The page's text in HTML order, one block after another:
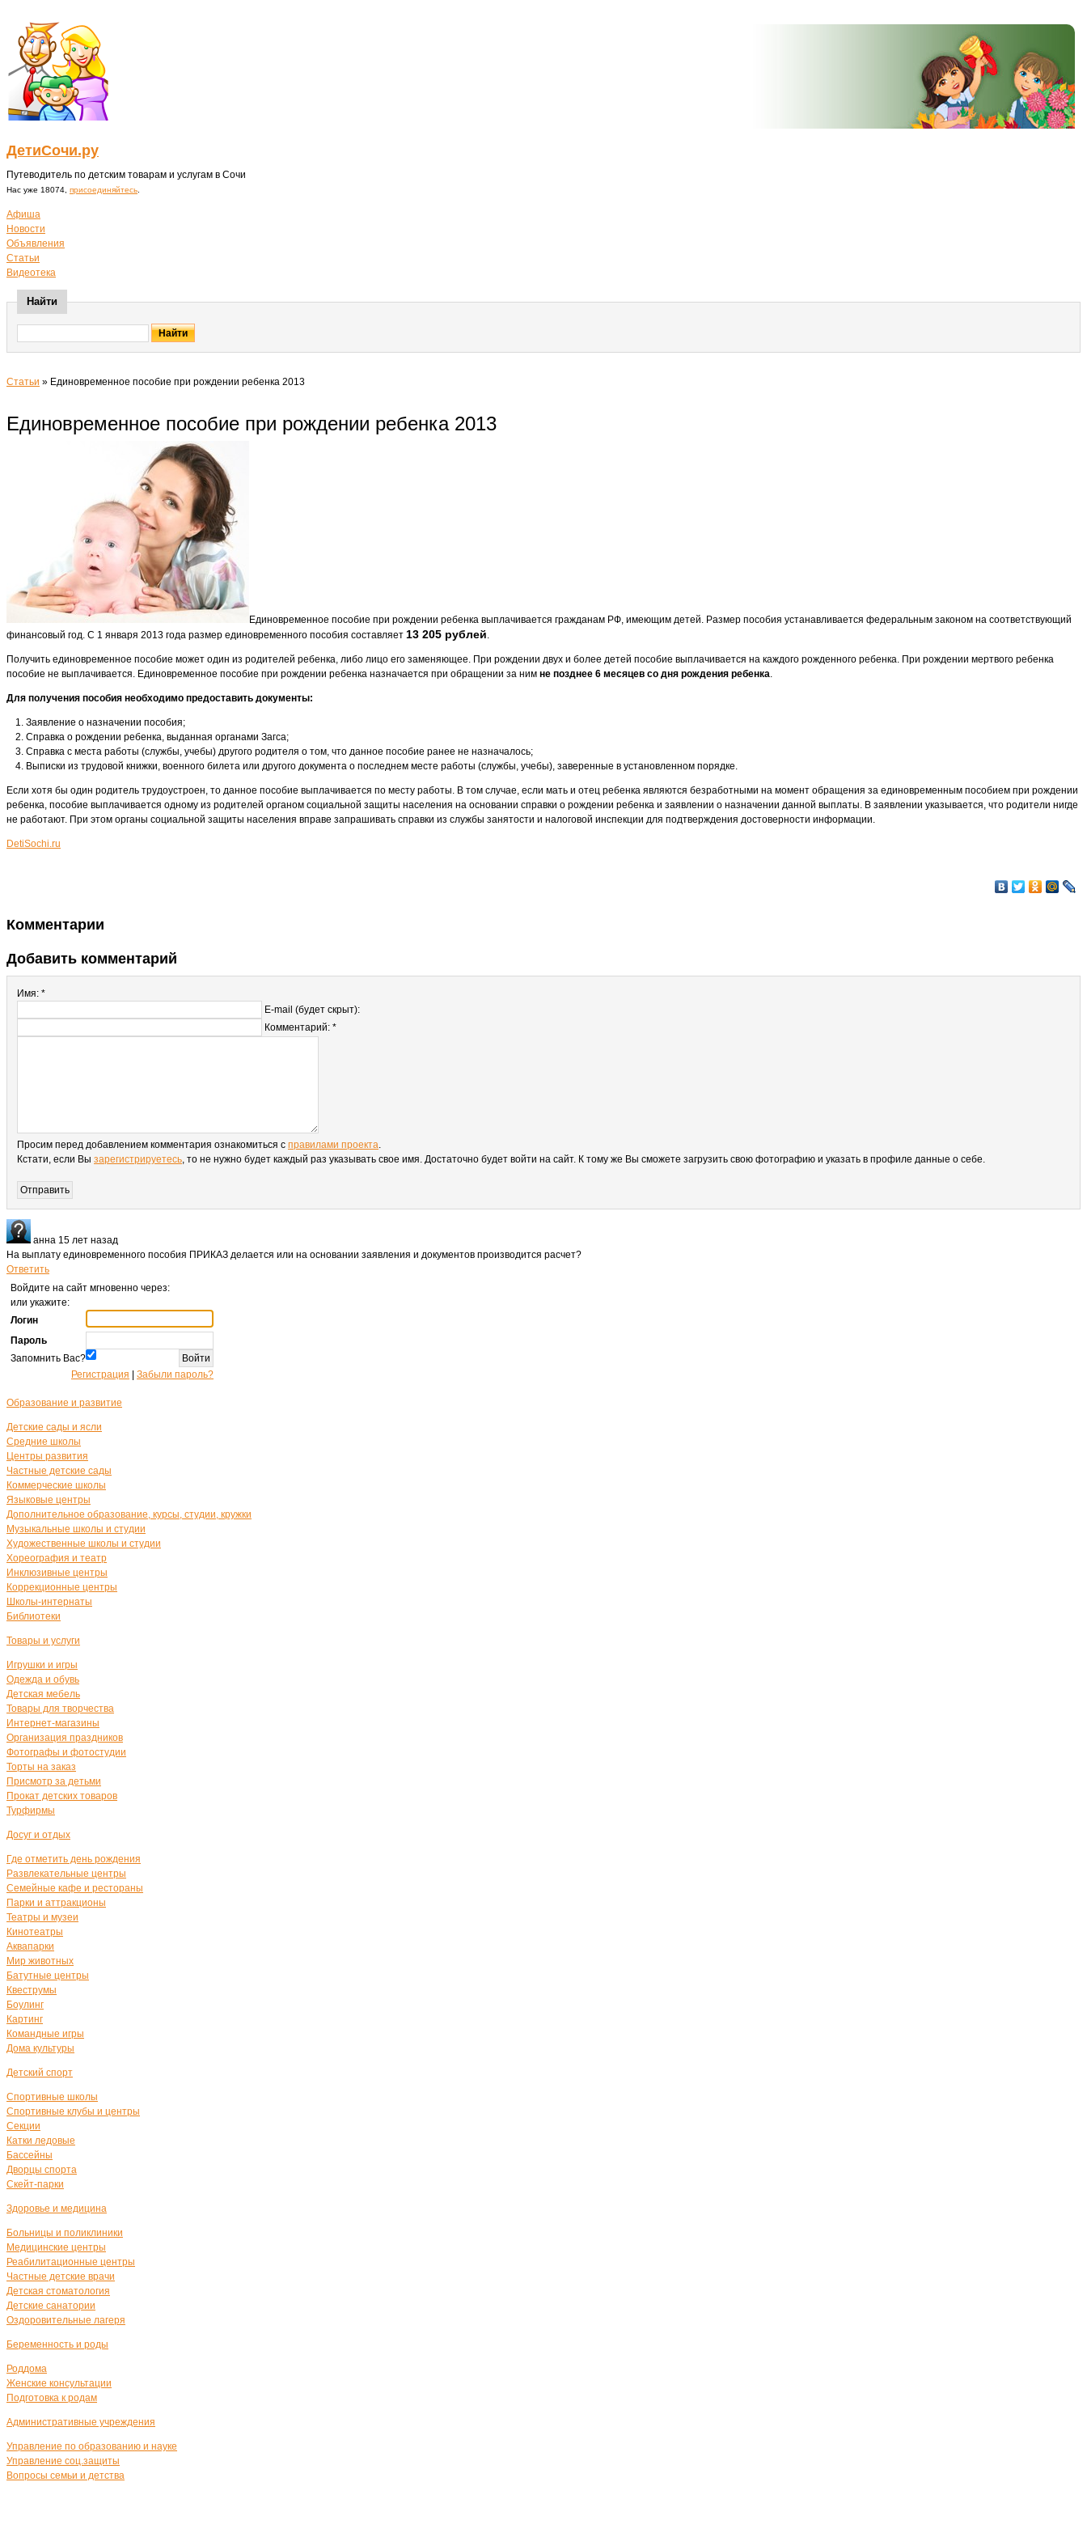
ДетиСочи.ру
Путеводитель по детским товарам и услугам в Сочи
Нас уже 18074, присоединяйтесь
Афиша
Новости
Объявления
Статьи
Видеотека
Найти
Статьи » Единовременное пособие при рождении ребенка 2013
Единовременное пособие при рождении ребенка 2013
Единовременное пособие при рождении ребенка выплачивается гражданам РФ, имеющим детей. Размер пособия устанавливается федеральным законом на соответствующий
финансовый год. С 1 января 2013 года размер единовременного пособия составляет 13 205 рублей.
Получить единовременное пособие может один из родителей ребенка, либо лицо его заменяющее. При рождении двух и более детей пособие выплачивается на каждого рожденного ребенка. При рождении мертвого ребенка
пособие не выплачивается. Единовременное пособие при рождении ребенка назначается при обращении за ним не позднее 6 месяцев со дня рождения ребенка.
Для получения пособия необходимо предоставить документы:
Заявление о назначении пособия;
Справка о рождении ребенка, выданная органами Загса;
Справка с места работы (службы, учебы) другого родителя о том, что данное пособие ранее не назначалось;
Выписки из трудовой книжки, военного билета или другого документа о последнем месте работы (службы, учебы), заверенные в установленном порядке.
Если хотя бы один родитель трудоустроен, то данное пособие выплачивается по месту работы. В том случае, если мать и отец ребенка являются безработными на момент обращения за единовременным пособием при рождении
ребенка, пособие выплачивается одному из родителей органом социальной защиты населения на основании справки о рождении ребенка и заявлении о назначении данной выплаты. В заявлении указывается, что родители нигде
не работают. При этом органы социальной защиты населения вправе запрашивать справки из службы занятости и налоговой инспекции для подтверждения достоверности информации.
DetiSochi.ru
Комментарии
Добавить комментарий
Имя: *
E-mail (будет скрыт):
Комментарий: *
Просим перед добавлением комментария ознакомиться с правилами проекта.
Кстати, если Вы зарегистрируетесь, то не нужно будет каждый раз указывать свое имя. Достаточно будет войти на сайт. К тому же Вы сможете загрузить свою фотографию и указать в профиле данные о себе.
анна 15 лет назад
На выплату единовременного пособия ПРИКАЗ делается или на основании заявления и документов производится расчет?
Ответить
Войдите на сайт мгновенно через:
или укажите:
Логин
Пароль
Запомнить Вас?
Регистрация
Забыли пароль?
Образование и развитие
Детские сады и ясли
Средние школы
Центры развития
Частные детские сады
Коммерческие школы
Языковые центры
Дополнительное образование, курсы, студии, кружки
Музыкальные школы и студии
Художественные школы и студии
Хореография и театр
Инклюзивные центры
Коррекционные центры
Школы-интернаты
Библиотеки
Товары и услуги
Игрушки и игры
Одежда и обувь
Детская мебель
Товары для творчества
Интернет-магазины
Организация праздников
Фотографы и фотостудии
Торты на заказ
Присмотр за детьми
Прокат детских товаров
Турфирмы
Досуг и отдых
Где отметить день рождения
Развлекательные центры
Семейные кафе и рестораны
Парки и аттракционы
Театры и музеи
Кинотеатры
Аквапарки
Мир животных
Батутные центры
Квеструмы
Боулинг
Картинг
Командные игры
Дома культуры
Детский спорт
Спортивные школы
Спортивные клубы и центры
Секции
Катки ледовые
Бассейны
Дворцы спорта
Скейт-парки
Здоровье и медицина
Больницы и поликлиники
Медицинские центры
Реабилитационные центры
Частные детские врачи
Детская стоматология
Детские санатории
Оздоровительные лагеря
Беременность и роды
Роддома
Женские консультации
Подготовка к родам
Административные учреждения
Управление по образованию и науке
Управление соц.защиты
Вопросы семьи и детства